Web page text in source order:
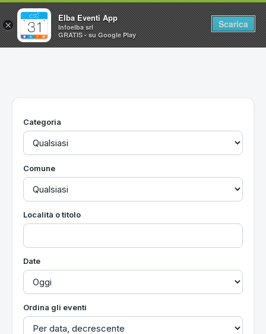
Home
Utilità
Categoria
Comune
Località o titolo
Date
Ordina gli eventi
×
Elba Eventi App
Infoelba srl
GRATIS - su Google Play
Scarica